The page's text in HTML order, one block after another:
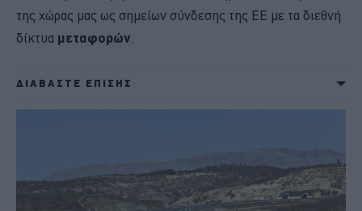
της χώρας μας ως σημείων σύνδεσης της ΕΕ με τα διεθνή
δίκτυα μεταφορών.
ΔΙΑΒΑΣΤΕ ΕΠΙΣΗΣ